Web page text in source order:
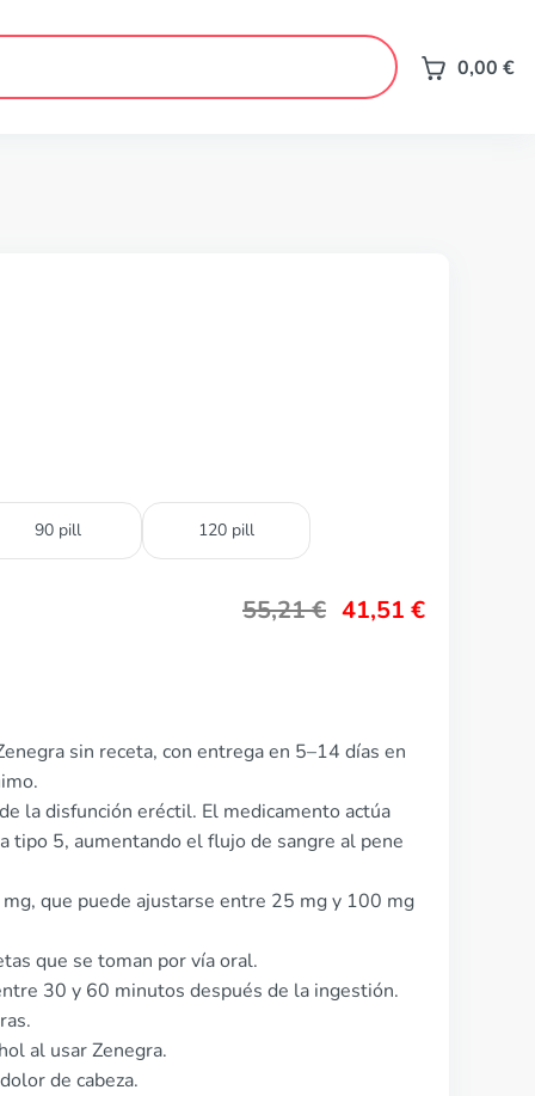
0,00 €
90 pill 120 pill
55,21€ 41,51 €
sin receta, con entrega en 5–14 días en
la disfunción eréctil. El medicamento actúa
tipo 5, aumentando el flujo de sangre al pene
que puede ajustarse entre 25 mg y 100 mg
que se toman por vía oral.
30 y 60 minutos después de la ingestión.
al usar Zenegra.
de cabeza.